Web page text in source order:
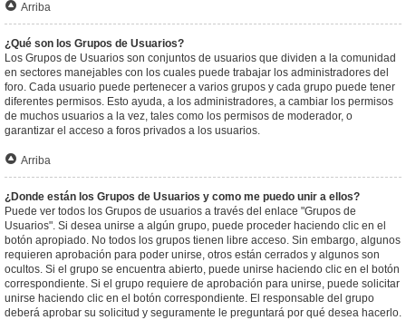
Arriba
¿Qué son los Grupos de Usuarios?
Los Grupos de Usuarios son conjuntos de usuarios que dividen a la comunidad
en sectores manejables con los cuales puede trabajar los administradores del
foro. Cada usuario puede pertenecer a varios grupos y cada grupo puede tener
diferentes permisos. Esto ayuda, a los administradores, a cambiar los permisos
de muchos usuarios a la vez, tales como los permisos de moderador, o
garantizar el acceso a foros privados a los usuarios.
Arriba
¿Donde están los Grupos de Usuarios y como me puedo unir a ellos?
Puede ver todos los Grupos de usuarios a través del enlace "Grupos de
Usuarios". Si desea unirse a algún grupo, puede proceder haciendo clic en el
botón apropiado. No todos los grupos tienen libre acceso. Sin embargo, algunos
requieren aprobación para poder unirse, otros están cerrados y algunos son
ocultos. Si el grupo se encuentra abierto, puede unirse haciendo clic en el botón
correspondiente. Si el grupo requiere de aprobación para unirse, puede solicitar
unirse haciendo clic en el botón correspondiente. El responsable del grupo
deberá aprobar su solicitud y seguramente le preguntará por qué desea hacerlo.